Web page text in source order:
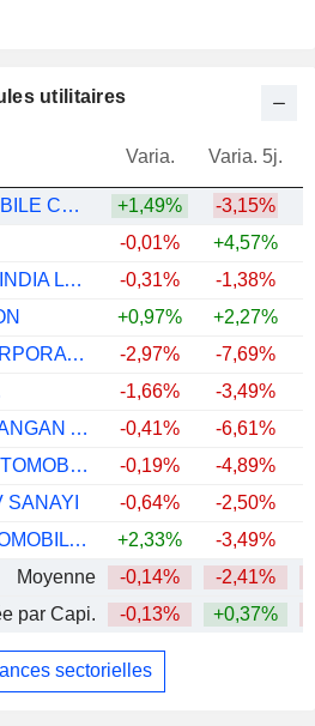
utilitaires
Varia. Varia. 5j.
CHERY AUTOMOBILE CO., LTD. +1,49%
-3,15%
-0,01% +4,57%
MARUTI SUZUKI INDIA LTD
-0,31% -1,38%
+0,97% +2,27%
SAIC MOTOR CORPORATION LIMITED
-2,97% -7,69%
-1,66% -3,49%
CHONGQING CHANGAN AUTOMOBILE COMPANY LIMITED
-0,41% -6,61%
GUANGZHOU AUTOMOBILE GROUP CO., LTD.
-0,19% -4,89%
SANAYI
-0,64% -2,50%
TOFAS TÜRK OTOMOBIL FABRIKASI ANONIM SIRKETI
+2,33% -3,49%
Moyenne
-0,14% -2,41%
par Capi.
-0,13% +0,37%
sectorielles